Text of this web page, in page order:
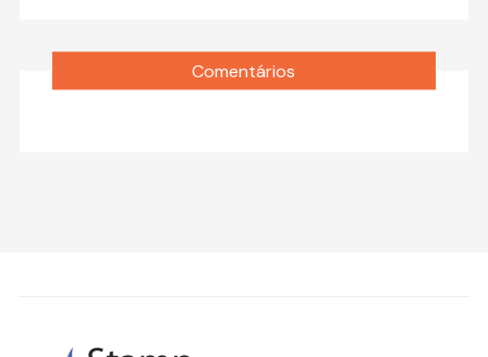
Comentários